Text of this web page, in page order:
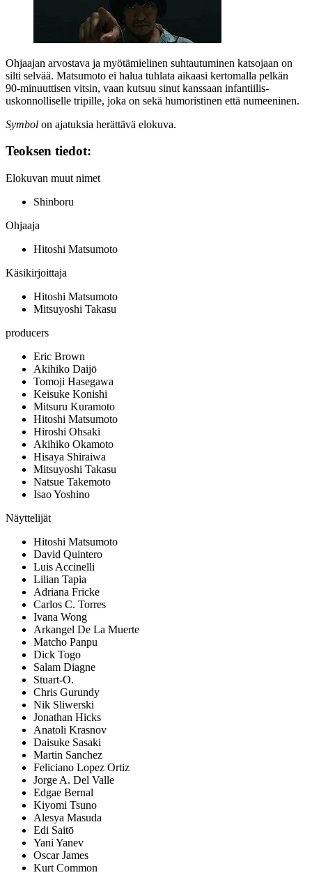
Ohjaajan arvostava ja myötämielinen suhtautuminen katsojaan on
silti selvää. Matsumoto ei halua tuhlata aikaasi kertomalla pelkän
90‑minuuttisen vitsin, vaan kutsuu sinut kanssaan infantiilis-
uskonnolliselle tripille, joka on sekä humoristinen että numeeninen.
Symbol on ajatuksia herättävä elokuva.
Teoksen tiedot:
Elokuvan muut nimet
Shinboru
Ohjaaja
Hitoshi Matsumoto
Käsikirjoittaja
Hitoshi Matsumoto
Mitsuyoshi Takasu
producers
Eric Brown
Akihiko Daijō
Tomoji Hasegawa
Keisuke Konishi
Mitsuru Kuramoto
Hitoshi Matsumoto
Hiroshi Ohsaki
Akihiko Okamoto
Hisaya Shiraiwa
Mitsuyoshi Takasu
Natsue Takemoto
Isao Yoshino
Näyttelijät
Hitoshi Matsumoto
David Quintero
Luis Accinelli
Lilian Tapia
Adriana Fricke
Carlos C. Torres
Ivana Wong
Arkangel De La Muerte
Matcho Panpu
Dick Togo
Salam Diagne
Stuart-O.
Chris Gurundy
Nik Sliwerski
Jonathan Hicks
Anatoli Krasnov
Daisuke Sasaki
Martin Sanchez
Feliciano Lopez Ortiz
Jorge A. Del Valle
Edgae Bernal
Kiyomi Tsuno
Alesya Masuda
Edi Saitō
Yani Yanev
Oscar James
Kurt Common